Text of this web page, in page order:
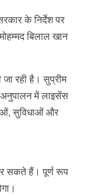
के निर्देश पर
बिलाल खान
रही है। सुप्रीम
अनुपालन में लाइसेंस
सुविधाओं और
सकते हैं। पूर्ण रूप